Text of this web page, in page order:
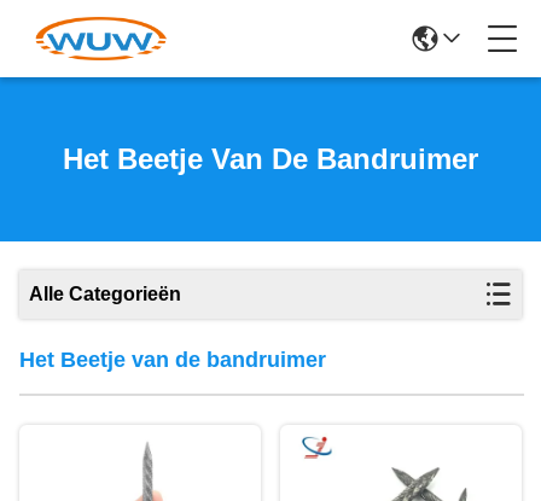
Het Beetje Van De Bandruimer
Alle Categorieën
Het Beetje van de bandruimer